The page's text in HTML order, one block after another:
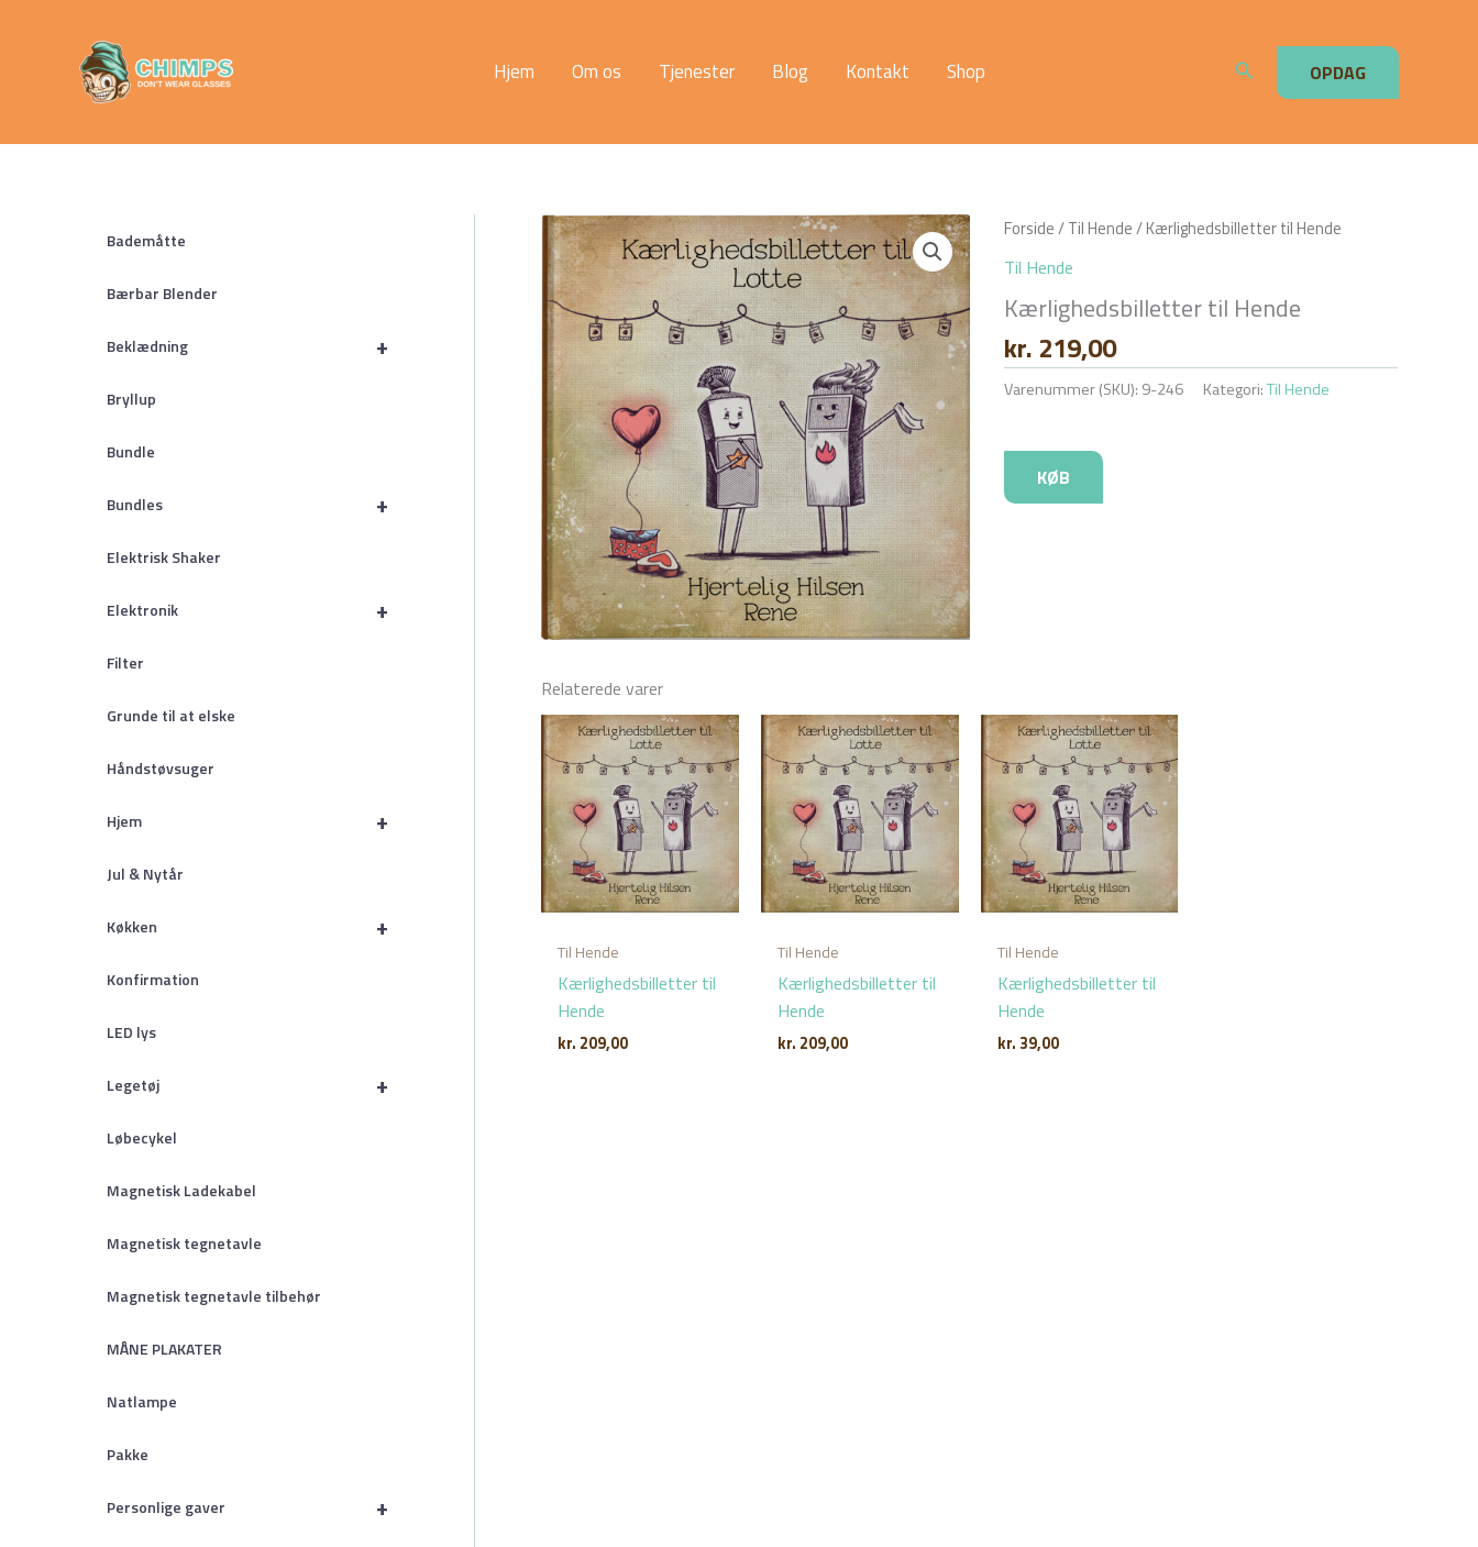
Hjem Om os Tjenester Blog Kontakt Shop Søg OPDAG
Bademåtte
Bærbar Blender
+
Beklædning
Bryllup
Bundle
+
Bundles
Elektrisk Shaker
+
Elektronik
Filter
Grunde til at elske
Håndstøvsuger
+
Hjem
Jul & Nytår
+
Køkken
Konfirmation
LED lys
+
Legetøj
Løbecykel
Magnetisk Ladekabel
Magnetisk tegnetavle
Magnetisk tegnetavle tilbehør
MÅNE PLAKATER
Natlampe
Pakke
+
Personlige gaver
Forside/Til Hende/ Kærlighedsbilletter til Hende
Til Hende
Kærlighedsbilletter til Hende
kr. 219,00
Varenummer (SKU): 9-246 Kategori:Til Hende
KØB
Relaterede varer
Til Hende
Kærlighedsbilletter til
Hende
kr. 209,00
Til Hende
Kærlighedsbilletter til
Hende
kr. 209,00
Til Hende
Kærlighedsbilletter til
Hende
kr. 39,00